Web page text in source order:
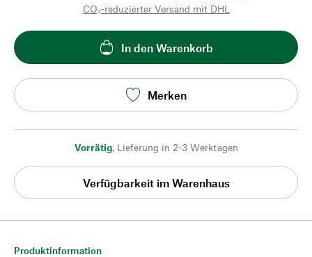
CO₂-reduzierter Versand mit DHL
In den Warenkorb
Merken
Vorrätig, Lieferung in 2-3 Werktagen
Verfügbarkeit im Warenhaus
Produktinformation